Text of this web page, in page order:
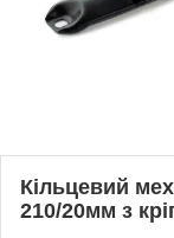
Кільцевий
210/20мм з